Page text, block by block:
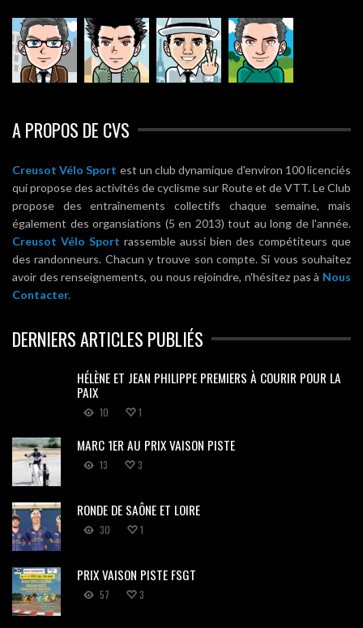
A PROPOS DE CVS
Creusot Vélo Sport est un club dynamique d'environ 100 licenciés
qui propose des activités de cyclisme sur Route et de VTT. Le Club
propose des entraînements collectifs chaque semaine, mais
également des organsiations (5 en 2013) tout au long de l'année.
Creusot Vélo Sport rassemble aussi bien des compétiteurs que
des randonneurs. Chacun y trouve son compte. Si vous souhaitez
avoir des renseignements, ou nous rejoindre, n'hésitez pas à Nous
Contacter.
DERNIERS ARTICLES PUBLIÉS
HÉLÈNE ET JEAN PHILIPPE PREMIERS À COURIR POUR LA
PAIX
10 1
MARC 1ER AU PRIX VAISON PISTE
13 3
RONDE DE SAÔNE ET LOIRE
30 1
PRIX VAISON PISTE FSGT
57 3